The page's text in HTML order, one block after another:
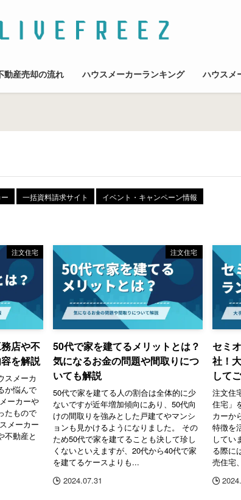
動産売却の流れ ハウスメーカーランキング ハウスメ
一括資料請求サイト イベント・キャンペーン情報
注文住宅
店や不
を解説
スメーカ
か悩んで
ーカーや
たもので
メーカー
不動産と
注文住宅
50代で家を建てるメリットとは？
気になるお金の問題や間取りにつ
いても解説
50代で家を建てる人の割合は全体的に少
ないですが近年増加傾向にあり、50代向
けの間取りを強みとした戸建てやマンシ
ョンも見かけるようになりました。 その
ため50代で家を建てることも決して珍し
くないといえますが、20代から40代で家
を建てるケースよりも...
2024.07.31
セミ
社！
して
注文住
住宅」
カーか
特徴を
してい
る際に
売住宅